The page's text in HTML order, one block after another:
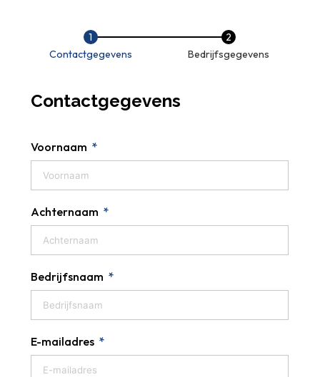
Contactgegevens Bedrijfsgegevens
Contactgegevens
Voornaam
Achternaam
Bedrijfsnaam
E-mailadres